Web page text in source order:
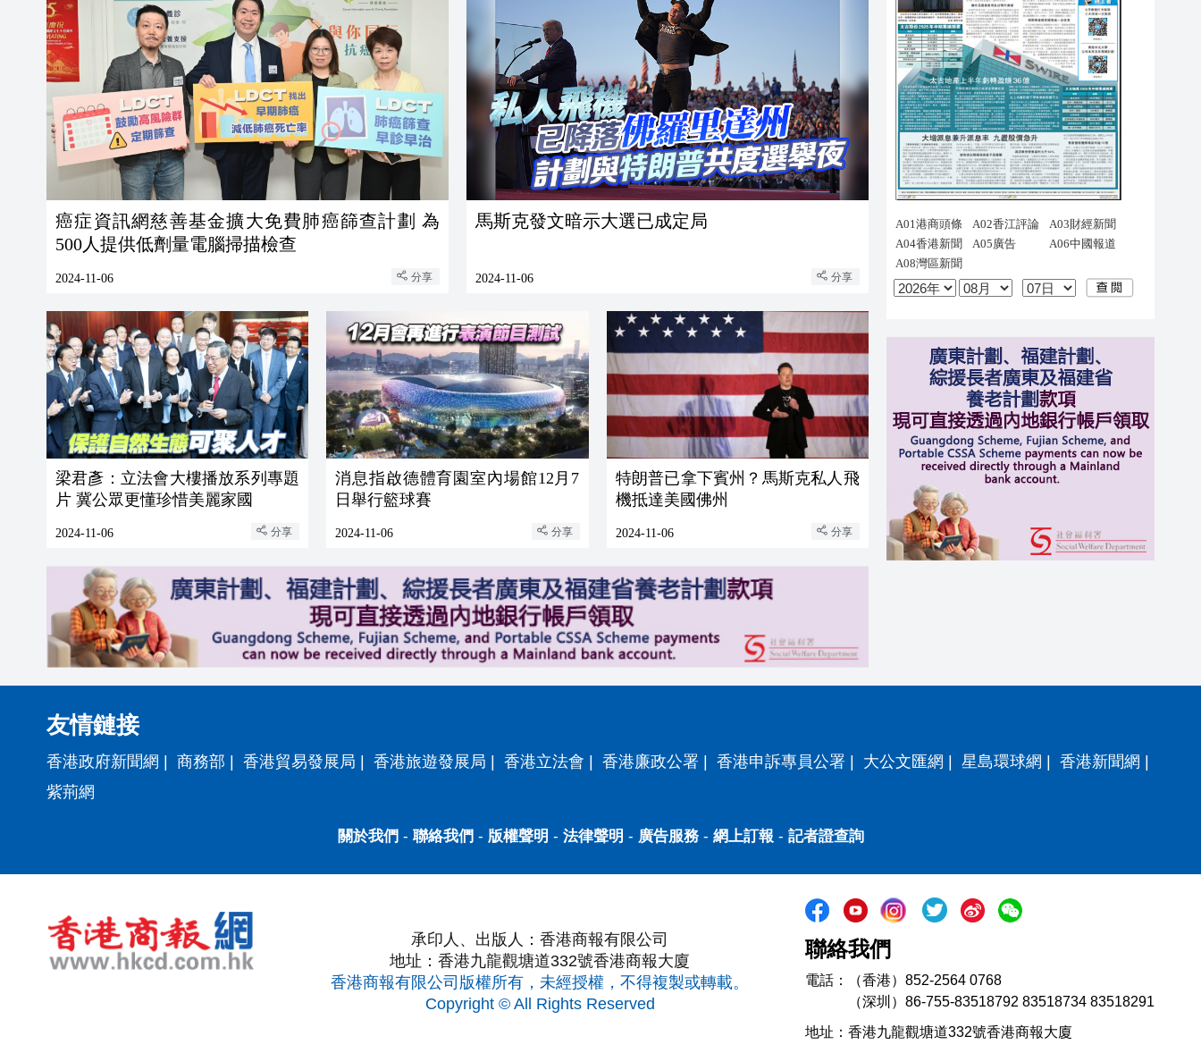
癌症資訊網慈善基金擴大免費肺癌篩查計劃 為
500人提供低劑量電腦掃描檢查
2024-11-06 分享
馬斯克發文暗示大選已成定局
2024-11-06 分享
梁君彥：立法會大樓播放系列專題
片 冀公眾更懂珍惜美麗家國
2024-11-06 分享
消息指啟德體育園室內場館12月7
日舉行籃球賽
2024-11-06 分享
特朗普已拿下賓州？馬斯克私人飛
機抵達美國佛州
2024-11-06 分享
友情鏈接
香港政府新聞網 | 商務部 | 香港貿易發展局 | 香港旅遊發展局 | 香港立法會 | 香港廉政公署 | 香港申訴專員公署 | 大公文匯網 | 星島環球網 | 香港新聞網 |
紫荊網
關於我們 - 聯絡我們 - 版權聲明 - 法律聲明 - 廣告服務- 網上訂報 - 記者證查詢
承印人、出版人：香港商報有限公司
地址：香港九龍觀塘道332號香港商報大廈
香港商報有限公司版權所有，未經授權，不得複製或轉載。
Copyright © All Rights Reserved
聯絡我們
電話：（香港）852-2564 0768
（深圳）86-755-83518792 83518734 83518291
地址：香港九龍觀塘道332號香港商報大廈